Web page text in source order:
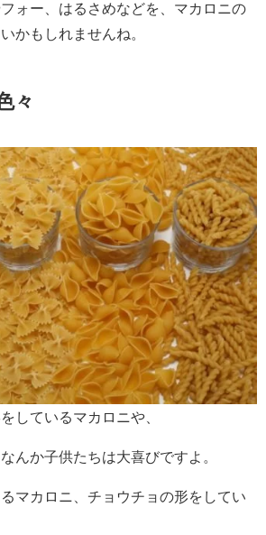
ォー、はるさめなどを、マカロニの
かもしれませんね。
々
しているマカロニや、
んか子供たちは大喜びですよ。
マカロニ、チョウチョの形をしてい